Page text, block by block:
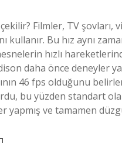
çekilir? Filmler, TV
kullanır. Bu hız aynı
hızlı
daha önce deneyler
46 fps olduğunu
bu yüzden standart
yapmış ve tamamen